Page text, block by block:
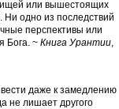
или вышестоящих
одно из последствий
перспективы или
Бога. ~ Книга Урантии,
даже к замедлению
не лишает другого